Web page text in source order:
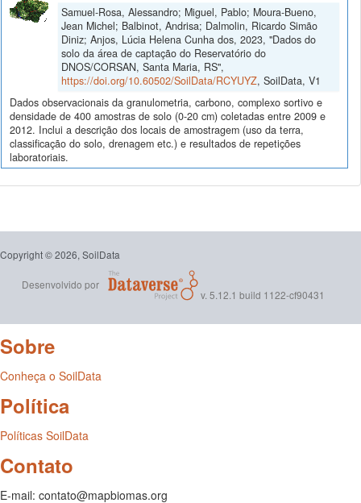
Samuel-Rosa, Alessandro; Miguel, Pablo; Moura-Bueno,
Jean Michel; Balbinot, Andrisa; Dalmolin, Ricardo Simão
Diniz; Anjos, Lúcia Helena Cunha dos, 2023, "Dados do
solo da área de captação do Reservatório do
DNOS/CORSAN, Santa Maria, RS",
https://doi.org/10.60502/SoilData/RCYUYZ, SoilData, V1
Dados observacionais da granulometria, carbono, complexo sortivo e
densidade de 400 amostras de solo (0-20 cm) coletadas entre 2009 e
2012. Inclui a descrição dos locais de amostragem (uso da terra,
classificação do solo, drenagem etc.) e resultados de repetições
laboratoriais.
Copyright © 2026, SoilData
Desenvolvido por
v. 5.12.1 build 1122-cf90431
Sobre
Conheça o SoilData
Política
Políticas SoilData
Contato
E-mail: contato@mapbiomas.org